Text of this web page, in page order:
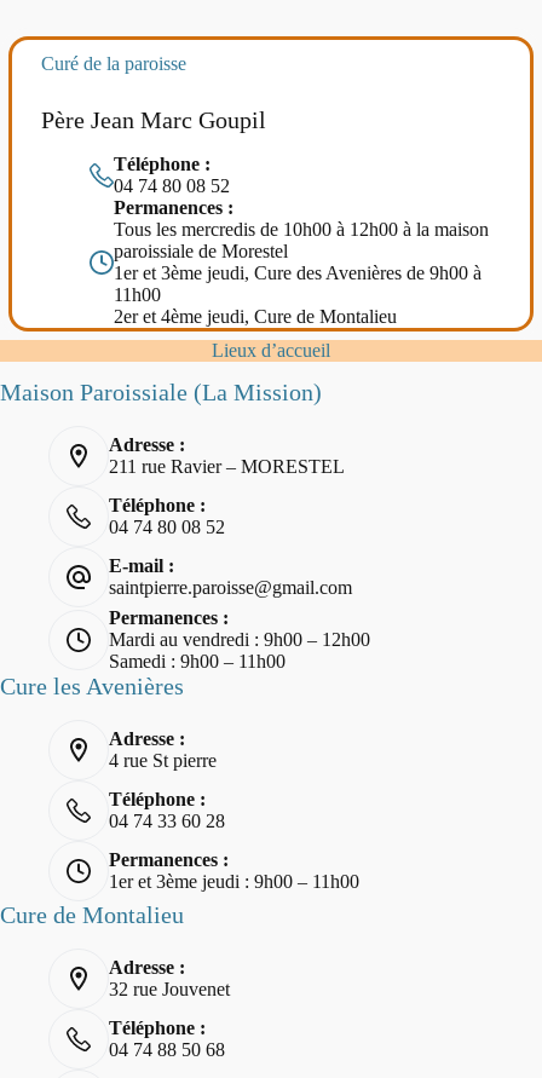
Curé de la paroisse
Père Jean Marc Goupil
Téléphone :
04 74 80 08 52
Permanences :
Tous les mercredis de 10h00 à 12h00 à la maison
paroissiale de Morestel
1er et 3ème jeudi, Cure des Avenières de 9h00 à
11h00
2er et 4ème jeudi, Cure de Montalieu
Lieux d’accueil
Maison Paroissiale (La Mission)
Adresse :
211 rue Ravier – MORESTEL
Téléphone :
04 74 80 08 52
E-mail :
saintpierre.paroisse@gmail.com
Permanences :
Mardi au vendredi : 9h00 – 12h00
Samedi : 9h00 – 11h00
Cure les Avenières
Adresse :
4 rue St pierre
Téléphone :
04 74 33 60 28
Permanences :
1er et 3ème jeudi : 9h00 – 11h00
Cure de Montalieu
Adresse :
32 rue Jouvenet
Téléphone :
04 74 88 50 68